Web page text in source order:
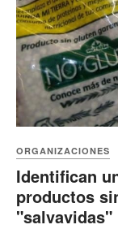
ORGANIZACIONES
Identifican
productos